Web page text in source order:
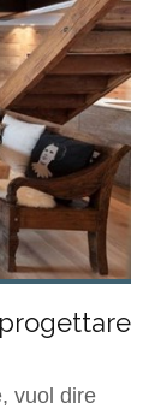
vuol dire